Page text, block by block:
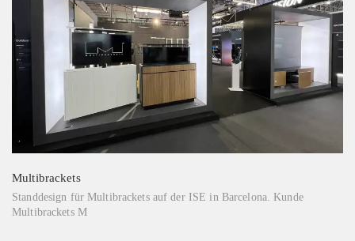
Multibrackets
Standdesign für Multibrackets auf der ISE in Barcelona. Kunde
Multibrackets M